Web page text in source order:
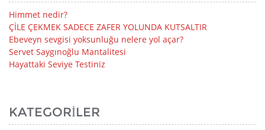
Himmet nedir?
ÇİLE ÇEKMEK SADECE ZAFER YOLUNDA KUTSALTIR
Ebeveyn sevgisi yoksunluğu nelere yol açar?
Servet Saygınoğlu Mantalitesi
Hayattaki Seviye Testiniz
KATEGORILER